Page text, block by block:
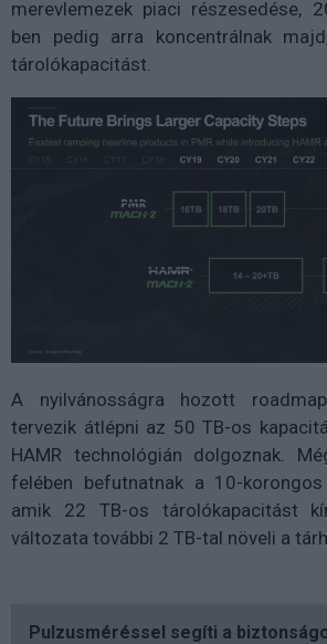
merevlemezek piaci részesedése,
ben pedig arra koncentrálnak
tárolókapacitást.
A nyilvánosságra hozott
tervezik átlépni az 50 TB-os
HAMR technológián dolgoznak.
felében befutnatnak a 10-korongos
amik 22 TB-os tárolókapacitást
változata további 2 TB-tal növeli a
Pulzusméréssel segíti a